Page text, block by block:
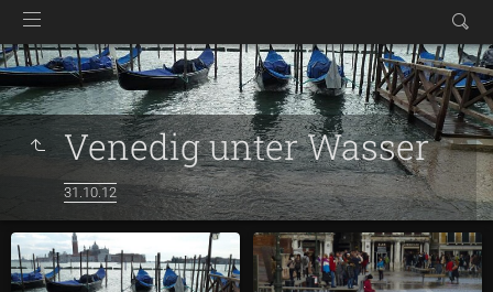
Venedig unter Wasser
31.10.12